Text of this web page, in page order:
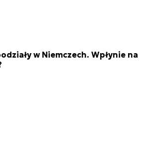
w Niemczech. Wpłynie na